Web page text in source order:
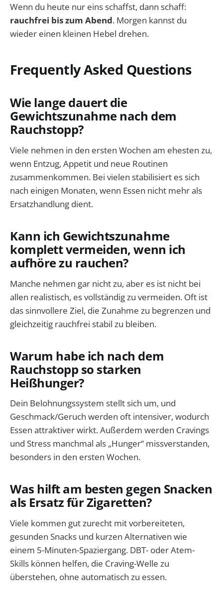
Wenn du heute nur eins schaffst, dann schaff:
rauchfrei bis zum Abend. Morgen kannst du
wieder einen kleinen Hebel drehen.
Frequently Asked Questions
Wie lange dauert die
Gewichtszunahme nach dem
Rauchstopp?
Viele nehmen in den ersten Wochen am ehesten zu,
wenn Entzug, Appetit und neue Routinen
zusammenkommen. Bei vielen stabilisiert es sich
nach einigen Monaten, wenn Essen nicht mehr als
Ersatzhandlung dient.
Kann ich Gewichtszunahme
komplett vermeiden, wenn ich
aufhöre zu rauchen?
Manche nehmen gar nicht zu, aber es ist nicht bei
allen realistisch, es vollständig zu vermeiden. Oft ist
das sinnvollere Ziel, die Zunahme zu begrenzen und
gleichzeitig rauchfrei stabil zu bleiben.
Warum habe ich nach dem
Rauchstopp so starken
Heißhunger?
Dein Belohnungssystem stellt sich um, und
Geschmack/Geruch werden oft intensiver, wodurch
Essen attraktiver wirkt. Außerdem werden Cravings
und Stress manchmal als „Hunger“ missverstanden,
besonders in den ersten Wochen.
Was hilft am besten gegen Snacken
als Ersatz für Zigaretten?
Viele kommen gut zurecht mit vorbereiteten,
gesunden Snacks und kurzen Alternativen wie
einem 5-Minuten-Spaziergang. DBT- oder Atem-
Skills können helfen, die Craving-Welle zu
überstehen, ohne automatisch zu essen.